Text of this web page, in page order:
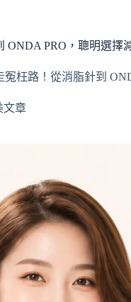
ONDA PRO，聰明選擇
冤枉路！從消脂針到
文章